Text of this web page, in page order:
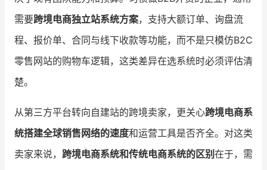
需要跨境电商独立站系统方案，支持大额订单、询盘流
程、报价单、合同与线下收款等功能，而不是只模仿B2C
零售网站的购物车逻辑，这类差异在选系统时必须评估清
楚。
从第三方平台转向自建站的跨境卖家，更关心跨境电商系
统搭建全球销售网络的速度和运营工具是否齐全。对这类
卖家来说， 跨境电商系统和传统电商系统的区别 在于，需